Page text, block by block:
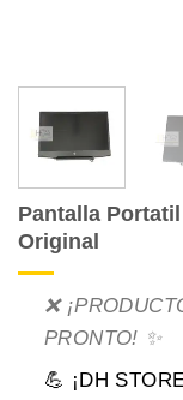
Pantalla
Original
❌
PRONTO! ✨
💪 ¡DH